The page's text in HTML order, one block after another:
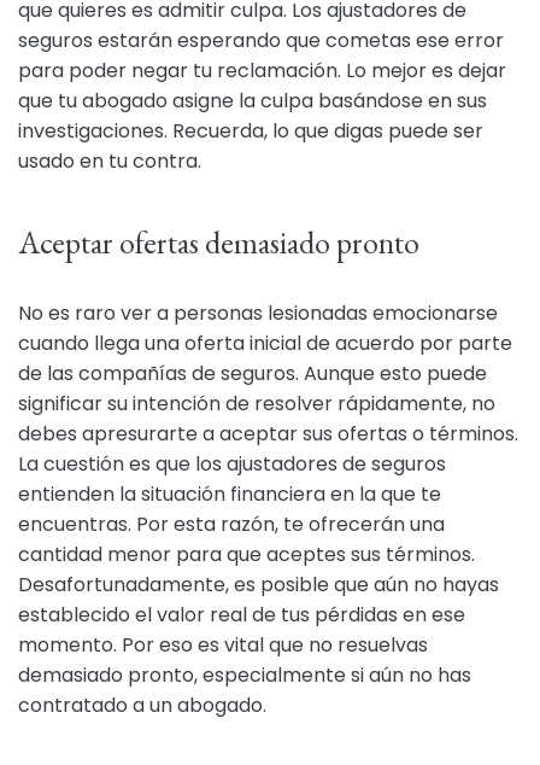
que quieres es admitir culpa. Los ajustadores de
seguros estarán esperando que cometas ese error
para poder negar tu reclamación. Lo mejor es dejar
que tu abogado asigne la culpa basándose en sus
investigaciones. Recuerda, lo que digas puede ser
usado en tu contra.
Aceptar ofertas demasiado pronto
No es raro ver a personas lesionadas emocionarse
cuando llega una oferta inicial de acuerdo por parte
de las compañías de seguros. Aunque esto puede
significar su intención de resolver rápidamente, no
debes apresurarte a aceptar sus ofertas o términos.
La cuestión es que los ajustadores de seguros
entienden la situación financiera en la que te
encuentras. Por esta razón, te ofrecerán una
cantidad menor para que aceptes sus términos.
Desafortunadamente, es posible que aún no hayas
establecido el valor real de tus pérdidas en ese
momento. Por eso es vital que no resuelvas
demasiado pronto, especialmente si aún no has
contratado a un abogado.